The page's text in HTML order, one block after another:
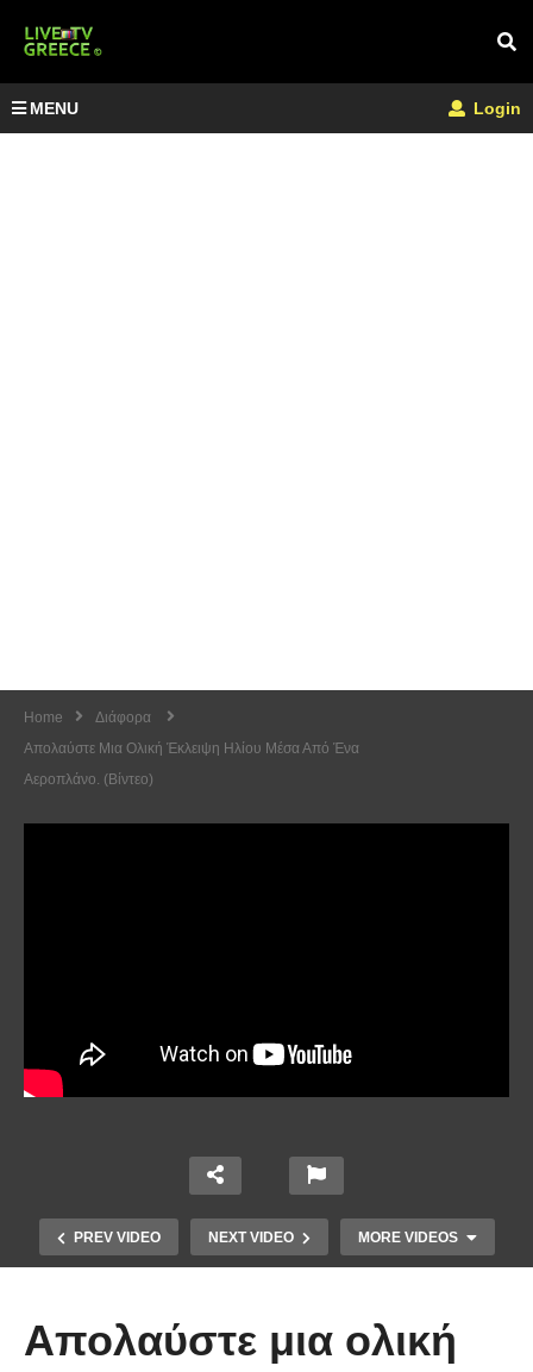
MENU Login
Home
Διάφορα
Απολαύστε Μια Ολική Έκλειψη Ηλίου Μέσα Από Ένα
Αεροπλάνο. (Βίντεο)
PREV VIDEO NEXT VIDEO MORE VIDEOS
Απολαύστε μια ολική